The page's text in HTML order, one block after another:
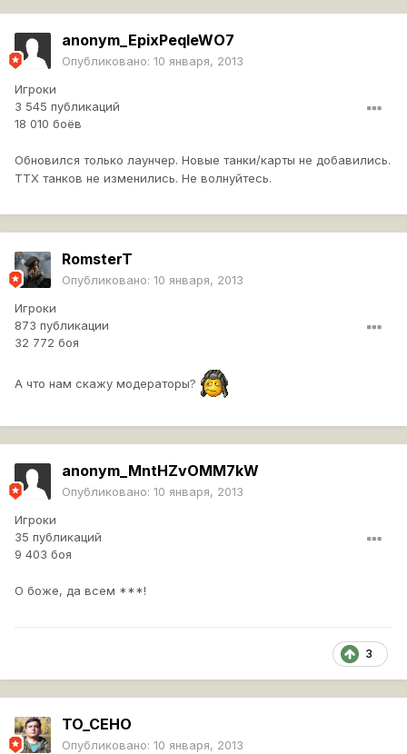
anonym_EpixPeqleWO7
Опубликовано: 10 января, 2013
Игроки
3 545 публикаций
18 010 боёв
Обновился только лаунчер. Новые танки/карты не добавились.
ТТХ танков не изменились. Не волнуйтесь.
RomsterT
Опубликовано: 10 января, 2013
Игроки
873 публикации
32 772 боя
А что нам скажу модераторы?
anonym_MntHZvOMM7kW
Опубликовано: 10 января, 2013
Игроки
35 публикаций
9 403 боя
О боже, да всем ***!
3
TO_CEHO
Опубликовано: 10 января, 2013